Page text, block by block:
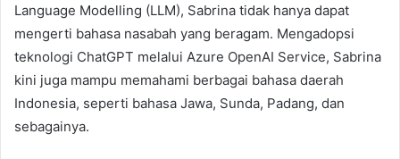
Language Modelling (LLM), Sabrina tidak hanya dapat
mengerti bahasa nasabah yang beragam. Mengadopsi
teknologi ChatGPT melalui Azure OpenAI Service, Sabrina
kini juga mampu memahami berbagai bahasa daerah
Indonesia, seperti bahasa Jawa, Sunda, Padang, dan
sebagainya.